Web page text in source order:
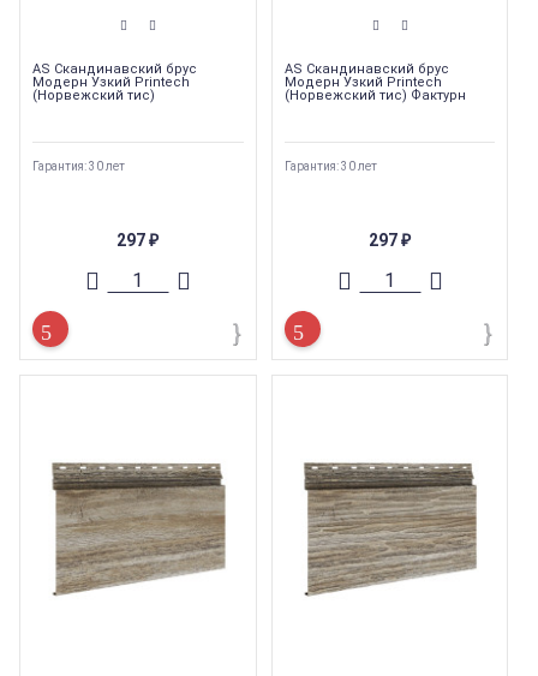
AS Скандинавский брус
Модерн Узкий Printech
(Норвежский тис)
Гарантия: 30 лет
297₽
AS Скандинавский брус
Модерн Узкий Printech
(Норвежский тис) Фактурн
Гарантия: 30 лет
297₽